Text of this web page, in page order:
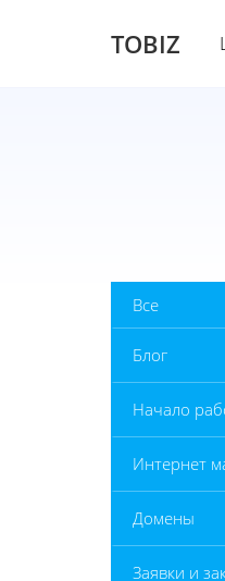
TOBIZ
Все
Блог
Начало
Интернет
Домены
Заявки и